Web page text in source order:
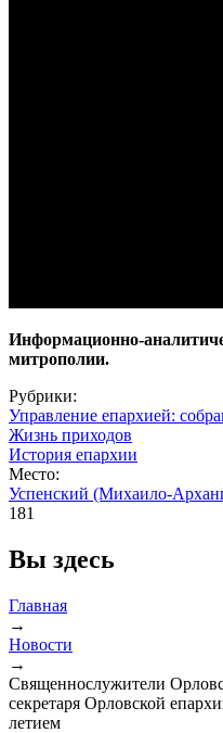
Информационно-
митрополии.
Рубрики:
Управление епархией:
Жизнь приходов
История епархии
Место:
Успенский (Михаило-
181
Вы здесь
Главная
→
Новости
→
Священнослужители
секретаря Орловской
летием